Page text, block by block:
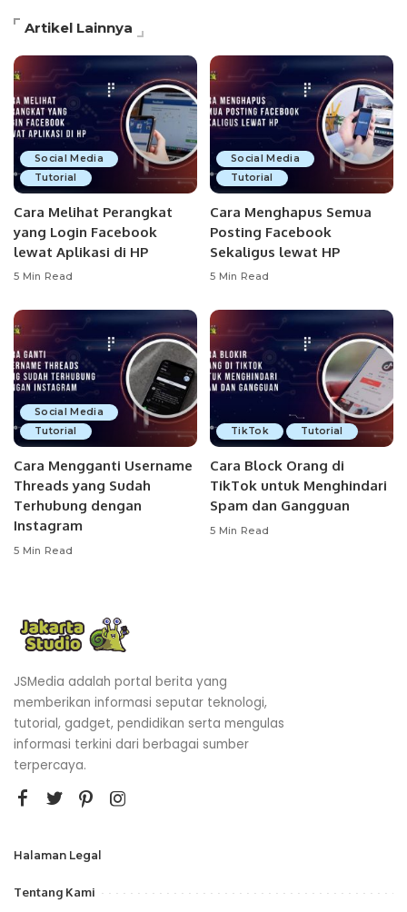
Artikel Lainnya
Social Media
Tutorial
Cara Melihat Perangkat
yang Login Facebook
lewat Aplikasi di HP
5 Min Read
Social Media
Tutorial
Cara Menghapus Semua
Posting Facebook
Sekaligus lewat HP
5 Min Read
Social Media
Tutorial
Cara Mengganti Username
Threads yang Sudah
Terhubung dengan
Instagram
5 Min Read
TikTok Tutorial
Cara Block Orang di
TikTok untuk Menghindari
Spam dan Gangguan
5 Min Read
JSMedia adalah portal berita yang
memberikan informasi seputar teknologi,
tutorial, gadget, pendidikan serta mengulas
informasi terkini dari berbagai sumber
terpercaya.
Halaman Legal
Tentang Kami